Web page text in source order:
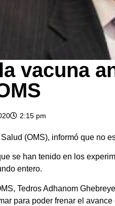
vacuna
2:15 pm
(OMS), informó que no
se han tenido en los
entero.
Tedros Adhanom
para poder frenar el